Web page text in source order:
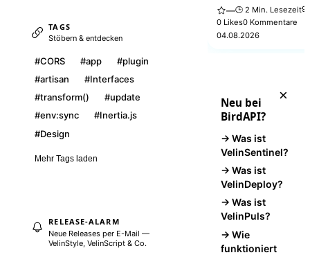
TAGS
Stöbern & entdecken
#CORS #app
#plugin
#artisan
#Interfaces
#transform()
#update
#env:sync
#Inertia.js
#Design
Mehr Tags laden
RELEASE-ALARM
Neue Releases per E-Mail —
VelinStyle, VelinScript & Co.
Das VelinStyle Atelier
kuratierte,
Interfaces, Studio-
—🕒 2 Min. Lesezeit9
0 Likes0 Kommentare
04.08.2026
Neu bei
BirdAPI?
×
→ Was ist
VelinSentinel?
→ Was ist
VelinDeploy?
→ Was ist
VelinPuls?
→ Wie
funktioniert